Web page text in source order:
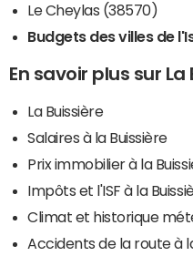
Le Cheylas (38570)
Budgets des villes de
En savoir plus sur La
La Buissière
Salaires à la Buissière
Prix immobilier à la
Impôts et l'ISF à la
Climat et historique
Accidents de la route à